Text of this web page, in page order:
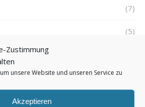
Zustimmung
unsere Website und unseren Service zu
Akzeptieren
(7)
(5)